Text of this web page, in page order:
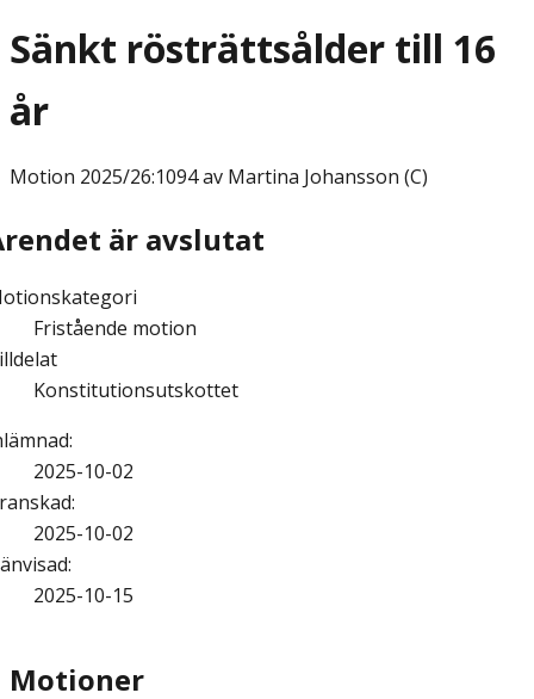
Sänkt rösträttsålder till 16
år
Motion 2025/26:1094 av Martina Johansson (C)
är avslutat
Fristående motion
Konstitutionsutskottet
:
2025-10-02
:
2025-10-02
:
2025-10-15
Motioner